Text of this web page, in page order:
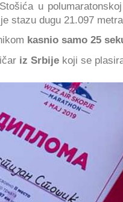
u
stazu dugu 21.097
kasnio samo 25
iz Srbije koji se